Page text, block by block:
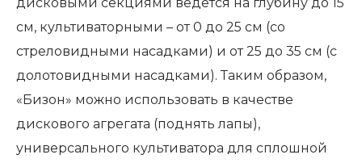
см, культиваторными – от 0 до 25 см (со
стреловидными насадками) и от 25 до 35 см (с
долотовидными насадками). Таким образом,
«Бизон» можно использовать в качестве
дискового агрегата (поднять лапы),
универсального культиватора для сплошной